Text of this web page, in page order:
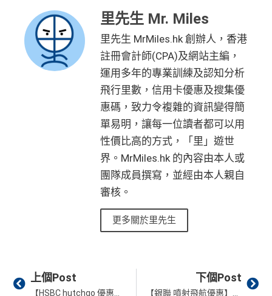
IMAX 電影正價戲票9折優惠
免費旅遊保障
以AE Explorer卡訂機票）
網上購物安全保證
：以 AE Explorer卡簽賬可享退貨保
證、 45日購物保障、延長保養服務及價格保障
小時提供協助 ：透過「運通財」服務於世界各
地提取現金、超過2,200間美國運通旅遊辦事處提供之
批卡特快，5-10個工作天
海外簽賬DCC協議，海外實地簽賬唔洗怕中咗DC
American Express信用卡消費優惠
查看更多信用卡詳情及分析...
可以無限次入全球AE Lounge
(The Centurion Lounge)
及 免費帶多1個同伴入 ，除香港機場外其他The Centuri
on Lounges位於美國
全年全家旅遊保險！
免費申請2張附屬卡
送1張無限次入全球airport VIP lounge既Priority Pass
俾你，最新Policy仲打以拎嚟帶多1個guest入
Amex Platinum Travel Service -Fine Hotels & Resorts
識玩又夠運嘅住品牌酒店平過官網不但止仲有
得upgrade套房，免費早餐，Late check out等等benefit
a Miles/ Avios/ KrisFlyer/Marriott Bonvoy
酒店Elite會籍，Hilton金卡入住送早餐
美心美膳會2-3人星期一至四食有六折
里先生 Mr. Miles
里先生 MrMiles.hk 創辦人，香港
註冊會計師(CPA)及網站主編，
運用多年的專業訓練及認知分析
飛行里數，信用卡優惠及搜集優
惠碼，致力令複雜的資訊變得簡
單易明，讓每一位讀者都可以用
性價比高的方式，「里」遊世
界。MrMiles.hk 的內容由本人或
團隊成員撰寫，並經由本人親自
審核。
更多關於里先生
Prev
上個Post 下個Post